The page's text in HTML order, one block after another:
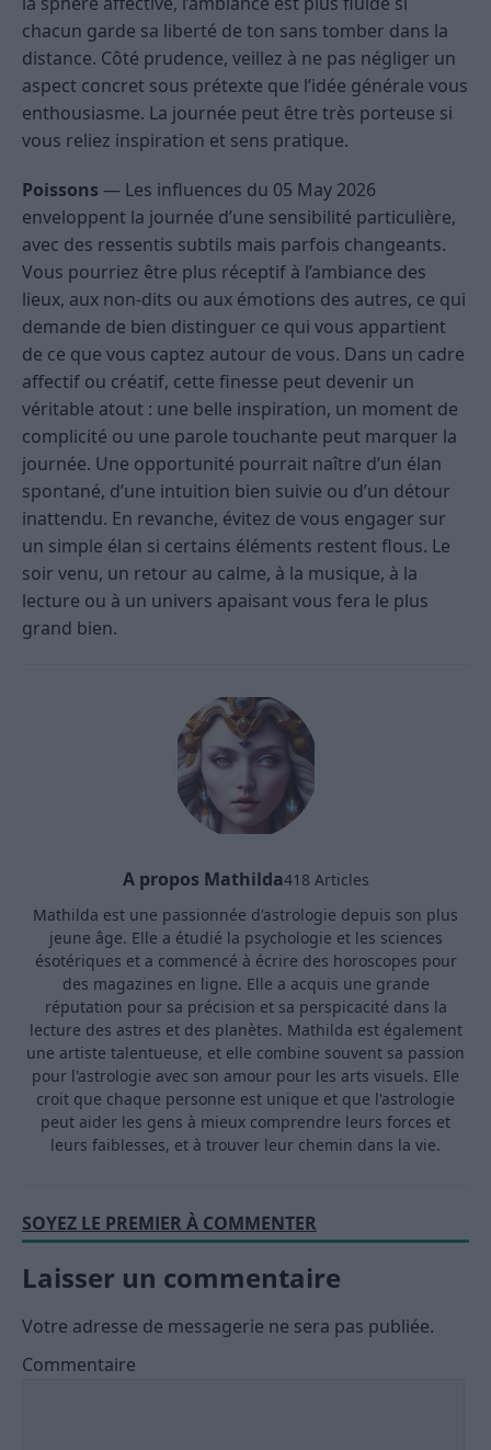
chacun garde sa liberté de ton sans tomber dans la
distance. Côté prudence, veillez à ne pas négliger un
aspect concret sous prétexte que l’idée générale vous
enthousiasme. La journée peut être très porteuse si
vous reliez inspiration et sens pratique.
Poissons — Les influences du 05 May 2026
enveloppent la journée d’une sensibilité particulière,
avec des ressentis subtils mais parfois changeants.
Vous pourriez être plus réceptif à l’ambiance des
lieux, aux non-dits ou aux émotions des autres, ce qui
demande de bien distinguer ce qui vous appartient
de ce que vous captez autour de vous. Dans un cadre
affectif ou créatif, cette finesse peut devenir un
véritable atout : une belle inspiration, un moment de
complicité ou une parole touchante peut marquer la
journée. Une opportunité pourrait naître d’un élan
spontané, d’une intuition bien suivie ou d’un détour
inattendu. En revanche, évitez de vous engager sur
un simple élan si certains éléments restent flous. Le
soir venu, un retour au calme, à la musique, à la
lecture ou à un univers apaisant vous fera le plus
grand bien.
A propos Mathilda418 Articles
Mathilda est une passionnée d'astrologie depuis son plus
jeune âge. Elle a étudié la psychologie et les sciences
ésotériques et a commencé à écrire des horoscopes pour
des magazines en ligne. Elle a acquis une grande
réputation pour sa précision et sa perspicacité dans la
lecture des astres et des planètes. Mathilda est également
une artiste talentueuse, et elle combine souvent sa passion
pour l'astrologie avec son amour pour les arts visuels. Elle
croit que chaque personne est unique et que l'astrologie
peut aider les gens à mieux comprendre leurs forces et
leurs faiblesses, et à trouver leur chemin dans la vie.
SOYEZ LE PREMIER À COMMENTER
Laisser un commentaire
Votre adresse de messagerie ne sera pas publiée.
Commentaire